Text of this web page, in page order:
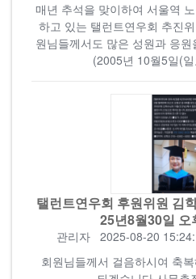
매년 추석을 맞이하여 서울역
하고 있는 탤런트연우회 추진
원님들께서도 많은 성원과 응
(2005년 10월5일(
탤런트연우회 후원위원 김
25년8월30일 오
관리자2025-08-20
회원님들께서 걸음하시여 축